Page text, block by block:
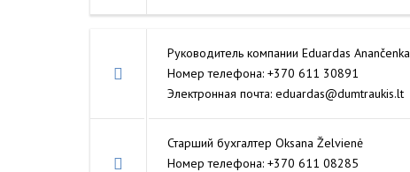
Руководитель компании Eduardas Anančenka
Номер телефона: +370 611 30891
Электронная почта: eduardas@dumtraukis.lt
Старший бухгалтер Oksana Želvienė
Номер телефона: +370 611 08285